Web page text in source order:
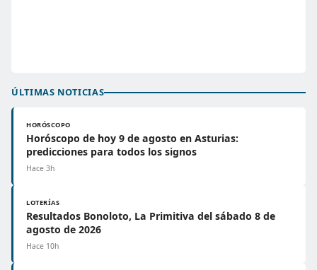
ÚLTIMAS NOTICIAS
HORÓSCOPO
Horóscopo de hoy 9 de agosto en Asturias:
predicciones para todos los signos
Hace 3h
LOTERÍAS
Resultados Bonoloto, La Primitiva del sábado 8 de
agosto de 2026
Hace 10h